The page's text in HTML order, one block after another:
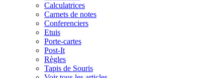
Calculatrices
Carnets de notes
Conferenciers
Etuis
Porte-cartes
Post-It
Règles
Tapis de Souris